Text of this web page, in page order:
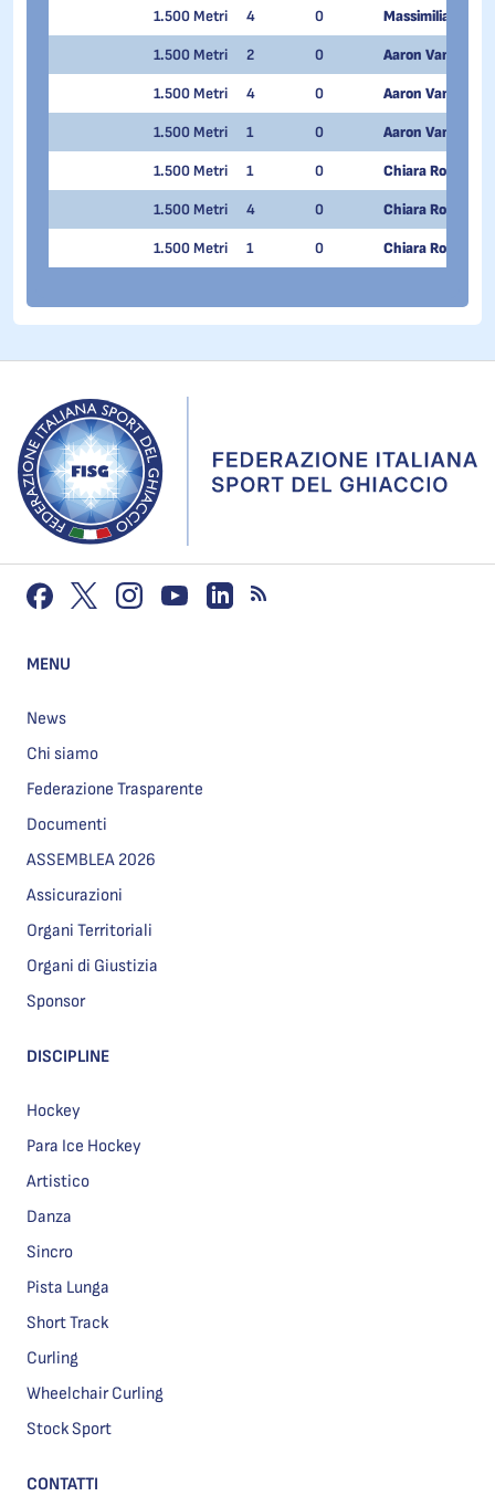
1.500 Metri 4 0 Massimiliano
1.500 Metri 2 0 Aaron Van
1.500 Metri 4 0 Aaron Van
1.500 Metri 1 0 Aaron Van
1.500 Metri 1 0 Chiara Rodondi
1.500 Metri 4 0 Chiara Rodondi
1.500 Metri 1 0 Chiara Rodondi
MENU
News
Chi siamo
Federazione Trasparente
Documenti
ASSEMBLEA 2026
Assicurazioni
Organi Territoriali
Organi di Giustizia
Sponsor
DISCIPLINE
Hockey
Para Ice Hockey
Artistico
Danza
Sincro
Pista Lunga
Short Track
Curling
Wheelchair Curling
Stock Sport
CONTATTI